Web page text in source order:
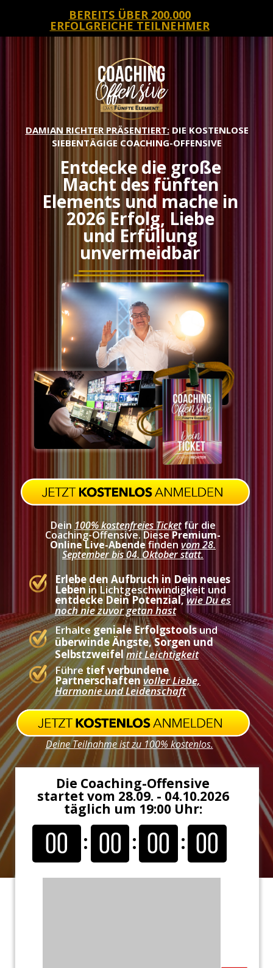
BEREITS ÜBER 200.000
ERFOLGREICHE TEILNEHMER
DAMIAN RICHTER PRÄSENTIERT:DIE KOSTENLOSE
SIEBENTÄGIGE COACHING-OFFENSIVE
Entdecke die große
Macht des fünften
Elements und mache in
2026 Erfolg, Liebe
und Erfüllung
unvermeidbar
Dein 100% kostenfreies Ticketfür die
Coaching-Offensive. Diese Premium-
Online Live-Abende finden vom 28.
September bis 04. Oktober statt.
Erlebe den Aufbruch in Dein neues
Leben in Lichtgeschwindigkeit und
entdecke Dein Potenzial,wie Du es
noch nie zuvor getan hast
Erhaltegeniale Erfolgstoolsund
überwinde Ängste, Sorgen und
Selbstzweifelmit Leichtigkeit
Führe tief verbundene
Partnerschaften voller Liebe,
Harmonie und Leidenschaft
Deine Teilnahme ist zu 100% kostenlos.
Die Coaching-Offensive
startet vom 28.09. - 04.10.2026
täglich um 19:00 Uhr:
00 00 00 00